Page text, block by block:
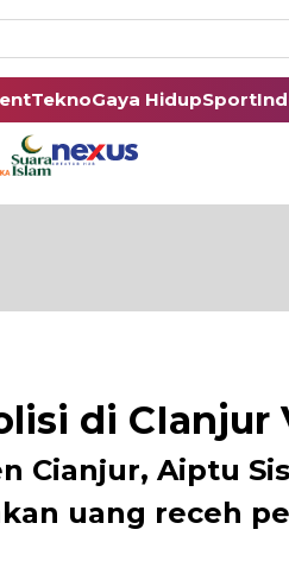
TeknoGaya HidupSport
di CIanjur
Cianjur, Aiptu
uang receh